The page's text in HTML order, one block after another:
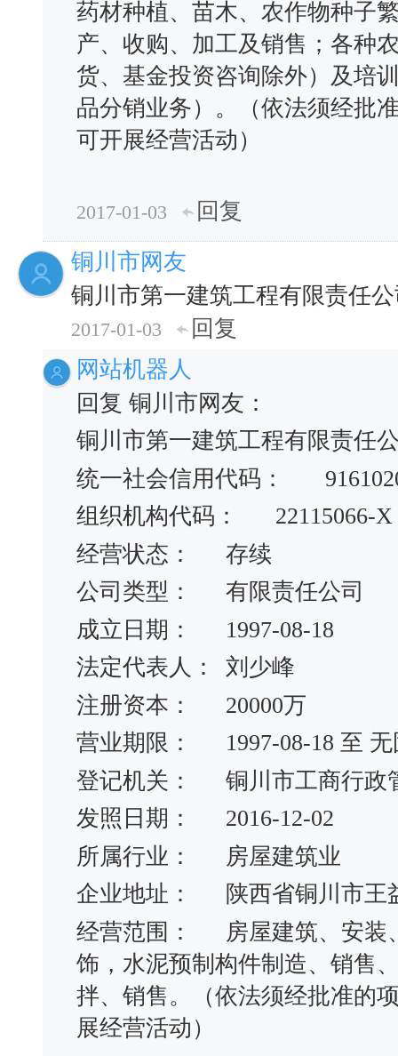
药材种植、苗木、农作物种子
产、收购、加工及销售；各种
货、基金投资咨询除外）及培
品分销业务）。（依法须经批
可开展经营活动）
2017-01-03
回复
铜川市网友
铜川市第一建筑工程有限责任
2017-01-03
回复
网站机器人
回复 铜川市网友：
铜川市第一建筑工程有限责任
统一社会信用代码：
组织机构代码：
22115066-X
经营状态：
存续
公司类型：
有限责任公司
成立日期：
1997-08-18
法定代表人：
刘少峰
注册资本：
20000万
营业期限：
1997-08-18 至
登记机关：
铜川市工商行政
发照日期：
2016-12-02
所属行业：
房屋建筑业
企业地址：
陕西省铜川市王
经营范围：
房屋建筑、安装
饰，水泥预制构件制造、销售
拌、销售。（依法须经批准的
展经营活动）